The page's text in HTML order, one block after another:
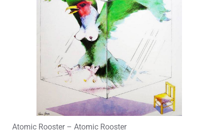
Atomic Rooster – Atomic Rooster